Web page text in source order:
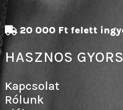
20 000 Ft felett
HASZNOS
Kapcsolat
Rólunk